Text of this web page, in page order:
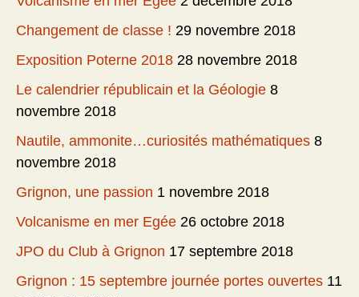
Changement de classe ! 29 novembre 2018
Exposition Poterne 2018 28 novembre 2018
Le calendrier républicain et la Géologie 8
novembre 2018
Nautile, ammonite…curiosités mathématiques 8
novembre 2018
Grignon, une passion 1 novembre 2018
Volcanisme en mer Egée 26 octobre 2018
JPO du Club à Grignon 17 septembre 2018
Grignon : 15 septembre journée portes ouvertes 11